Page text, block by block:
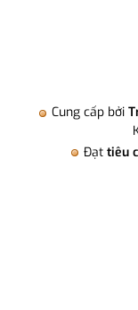
Cung cấp bởi
Đạt tiêu